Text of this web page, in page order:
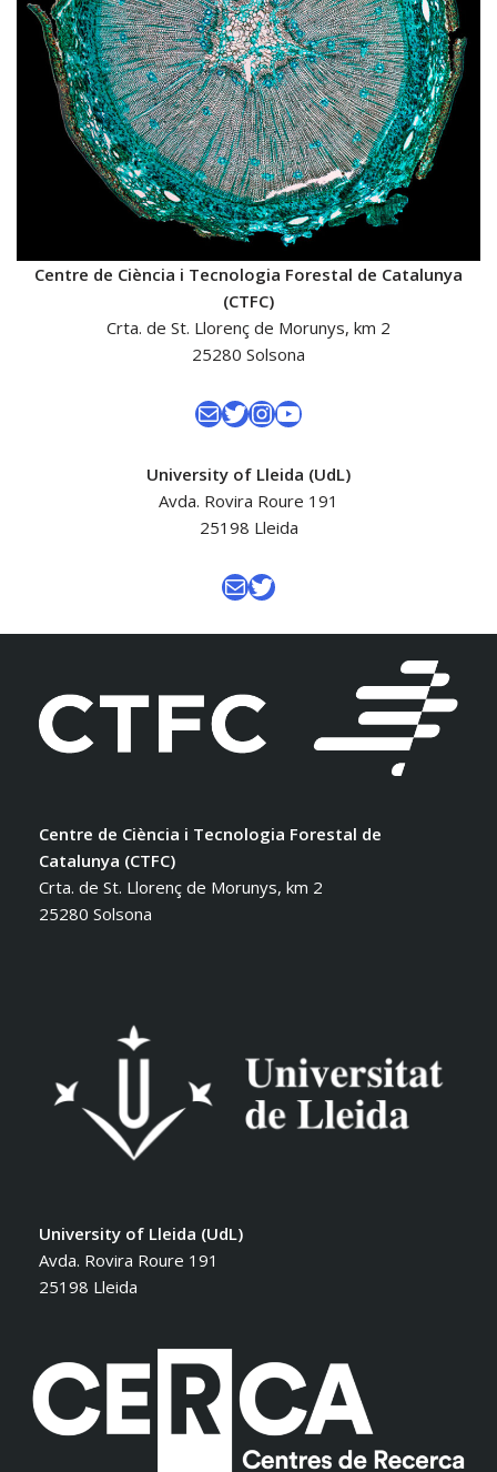
Centre de Ciència i Tecnologia Forestal de Catalunya
(CTFC)
Crta. de St. Llorenç de Morunys, km 2
25280 Solsona
University of Lleida (UdL)
Avda. Rovira Roure 191
25198 Lleida
Centre de Ciència i Tecnologia Forestal de
Catalunya (CTFC)
Crta. de St. Llorenç de Morunys, km 2
25280 Solsona
University of Lleida (UdL)
Avda. Rovira Roure 191
25198 Lleida